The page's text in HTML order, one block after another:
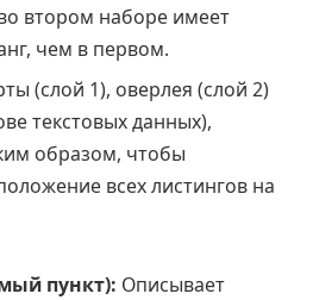
втором наборе имеет
чем в первом.
(слой 1), оверлея (слой 2)
текстовых данных),
образом, чтобы
всех листингов на
пункт): Описывает